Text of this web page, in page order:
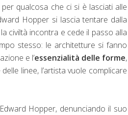
per qualcosa che ci si è lasciati alle
Hopper si lascia tentare dalla
civiltà incontra e cede il passo alla
stesso: le architetture si fanno
e l’essenzialità delle forme,
linee, l’artista vuole complicare
Hopper, denunciando il suo